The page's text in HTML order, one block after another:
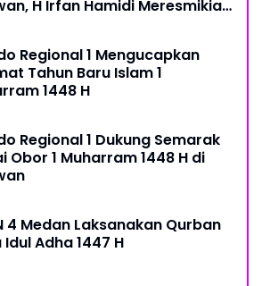
H Irfan Hamidi Meresmikian
Regional 1 Mengucapkan
Tahun Baru Islam 1
1448 H
Regional 1 Dukung Semarak
Obor 1 Muharram 1448 H di
4 Medan Laksanakan Qurban
Adha 1447 H